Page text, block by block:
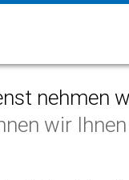
nehmen
wir